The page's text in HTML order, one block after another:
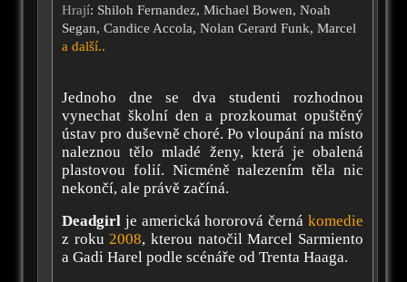
Hrají: Shiloh Fernandez, Michael Bowen, Noah
Segan, Candice Accola, Nolan Gerard Funk, Marcel
a další..
Jednoho dne se dva studenti rozhodnou
vynechat školní den a prozkoumat opuštěný
ústav pro duševně choré. Po vloupání na místo
naleznou tělo mladé ženy, která je obalená
plastovou folií. Nicméně nalezením těla nic
nekončí, ale právě začíná.
Deadgirl je americká hororová černákomedie
z roku2008, kterou natočil Marcel Sarmiento
a Gadi Harel podle scénáře od Trenta Haaga.